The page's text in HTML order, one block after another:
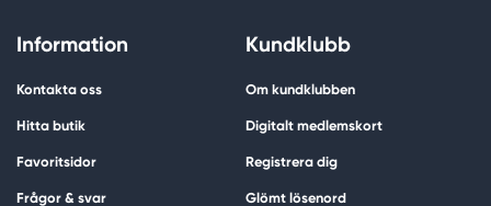
Information
Kontakta oss
Hitta butik
Favoritsidor
Frågor & svar
Kundklubb
Om kundklubben
Digitalt medlemskort
Registrera dig
Glömt lösenord